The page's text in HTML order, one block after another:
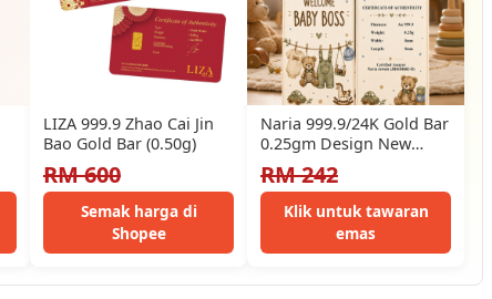
LIZA 999.9 Zhao Cai Jin
Bao Gold Bar (0.50g)
RM 600
Semak harga di
Shopee
Naria 999.9/24K Gold Bar
0.25gm Design New
Born Baby Gift Emas
Tulen…
RM 242
Klik untuk tawaran
emas